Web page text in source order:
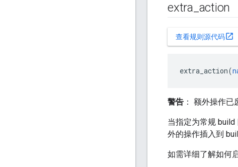
extra action
查看规则源代码open_in_new
extra_action(
警告 ： 额外操作
当指定为常规 build
外的操作插入到
如需详细了解如何